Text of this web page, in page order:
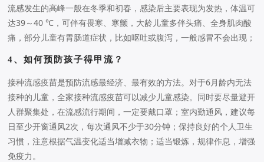
流感发生的高峰一般在冬季和初春，感染后主要表现为发热，体温可
达39～40 ℃，可伴有畏寒、寒颤，大龄儿童多伴头痛、全身肌肉酸
痛，部分儿童有胃肠道症状，比如呕吐或腹泻，一般感冒不会出现；
4、如何预防孩子得甲流？
接种流感疫苗是预防流感最经济、最有效的方法。对于6月龄内无法
接种的儿童，全家接种流感疫苗可以减少儿童感染。同时要尽量避开
人群聚集处，在流感流行期间，一定要戴口罩；室内勤通风，建议每
日至少开窗通风2次，每次通风不少于30分钟；保持良好的个人卫生
习惯，注意根据气温变化适当增减衣物；适当锻炼，规律作息，增强
免疫力。